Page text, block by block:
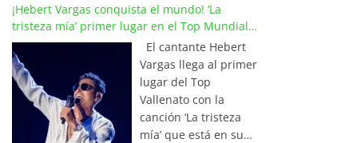
¡Hebert Vargas conquista el mundo! ‘La
tristeza mía’ primer lugar en el Top Mundial
del Vallenato
El cantante Hebert
Vargas llega al primer
lugar del Top
Vallenato con la
canción ‘La tristeza
mía’ que está en su